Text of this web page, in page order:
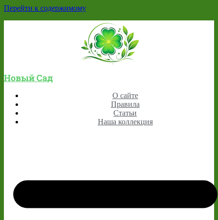
Перейти к содержимому
Новый Сад
О сайте
Правила
Статьи
Наша коллекция